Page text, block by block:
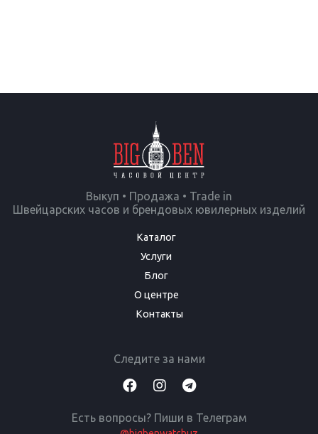
Выкуп • Продажа • Trade in
Швейцарских часов и брендовых ювилерных изделий
Каталог
Услуги
Блог
О центре
Контакты
Следите за нами
Есть вопросы? Пиши в Телеграм